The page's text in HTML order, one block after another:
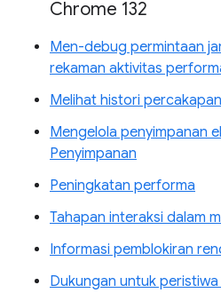
Chrome 132
Men-debug permintaan
rekaman aktivitas
Melihat histori
Mengelola penyimpanan
Penyimpanan
Peningkatan performa
Tahapan interaksi dalam
Informasi pemblokiran
Dukungan untuk